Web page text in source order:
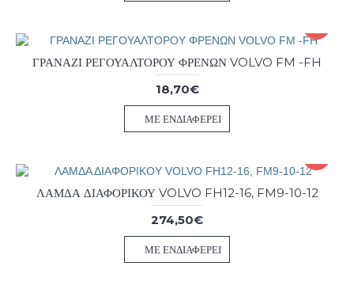
ΓΡΑΝΑΖΙ ΡΕΓΟΥΑΛΤΟΡΟΥ ΦΡΕΝΩΝ VOLVO FM -FH
18,70€
ΜΕ ΕΝΔΙΑΦΈΡΕΙ
ΛΑΜΔΑ ΔΙΑΦΟΡΙΚΟΥ VOLVO FH12-16, FM9-10-12
274,50€
ΜΕ ΕΝΔΙΑΦΈΡΕΙ